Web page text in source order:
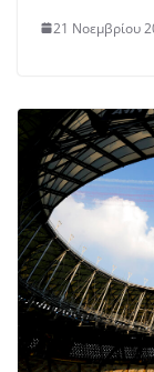
21 Νοεμβρίου